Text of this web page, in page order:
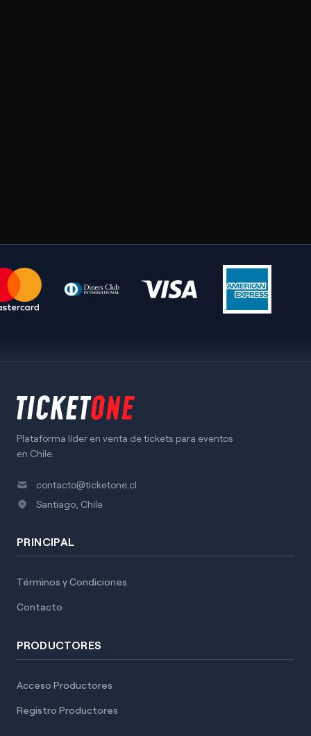
Plataforma líder en venta de tickets para eventos
en Chile.
contacto@ticketone.cl
Santiago, Chile
PRINCIPAL
Términos y Condiciones
Contacto
PRODUCTORES
Acceso Productores
Registro Productores